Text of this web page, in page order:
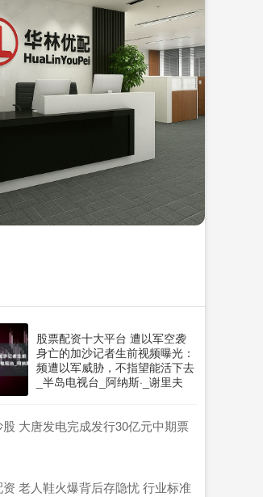
股票配资十大平台 遭以军空袭
身亡的加沙记者生前视频曝光：
频遭以军威胁，不指望能活下去
_半岛电视台_阿纳斯·_谢里夫
大唐发电完成发行30亿元中期票
老人鞋火爆背后存隐忧 行业标准